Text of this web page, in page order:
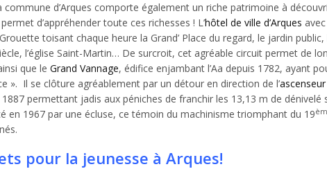
d’Arques comporte également un riche patrimoine à
d’appréhender toute ces richesses ! L’hôtel de ville d’Arques
toisant chaque heure la Grand’ Place du regard, le jardin
l’église Saint-Martin… De surcroit, cet agréable circuit permet de
que le Grand Vannage, édifice enjambant l’Aa depuis 1782, ayant
». Il se clôture agréablement par un détour en direction de l’
permettant jadis aux péniches de franchir les 13,13 m de dénivelé
en 1967 par une écluse, ce témoin du machinisme triomphant du 19
pour la jeunesse à Arques!